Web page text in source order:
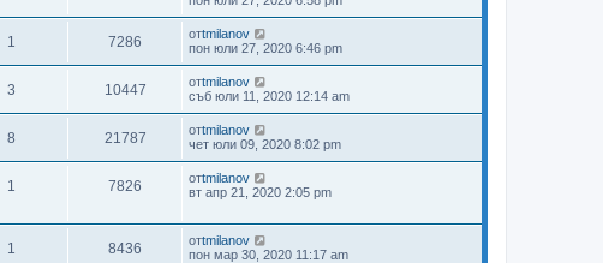
1 7286 отtmilanov
пон юли 27, 2020 6:46 pm
3 10447 отtmilanov
съб юли 11, 2020 12:14 am
8 21787 отtmilanov
чет юли 09, 2020 8:02 pm
1 7826 отtmilanov
вт апр 21, 2020 2:05 pm
1 8436 отtmilanov
пон мар 30, 2020 11:17 am